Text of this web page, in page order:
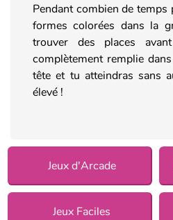
Pendant combien de
formes colorées dans la
trouver des places
complètement remplie
tête et tu atteindras sans
élevé !
Jeux d'Arcade
Jeux Faciles